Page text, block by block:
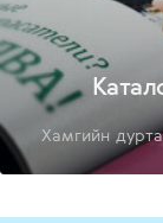
Хамгийн